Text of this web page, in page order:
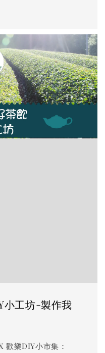
小工坊-製作我
歡樂DIY小市集：